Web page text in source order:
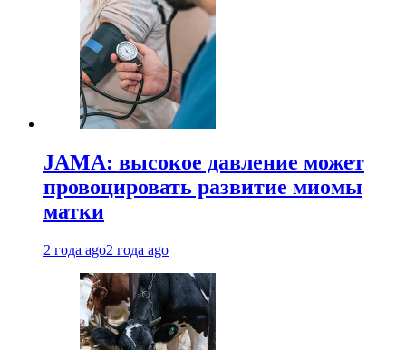
JAMA: высокое давление может
провоцировать развитие миомы
матки
2 года ago2 года ago